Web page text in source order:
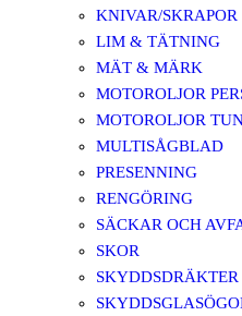
KNIVAR/SKRAPOR
LIM & TÄTNING
MÄT & MÄRK
MOTOROLJOR
MOTOROLJOR
MULTISÅGBLAD
PRESENNING
RENGÖRING
SÄCKAR OCH
SKOR
SKYDDSDRÄKTER